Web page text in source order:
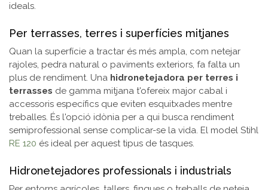
ideals.
Per terrasses, terres i superfícies mitjanes
Quan la superfície a tractar és més ampla, com netejar
rajoles, pedra natural o paviments exteriors, fa falta un
plus de rendiment. Una hidronetejadora per terres i
terrasses de gamma mitjana t'ofereix major cabal i
accessoris específics que eviten esquitxades mentre
treballes. És l'opció idònia per a qui busca rendiment
semiprofessional sense complicar-se la vida. El model Stihl
RE 120 és ideal per aquest tipus de tasques.
Hidronetejadores professionals i industrials